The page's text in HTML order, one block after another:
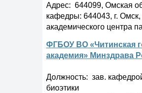
Адрес: 644099, Омская
кафедры: 644043, г.
академического центра
ФГБОУ ВО «Читинская
академия» Минздрава
Должность: зав.
биоэтики